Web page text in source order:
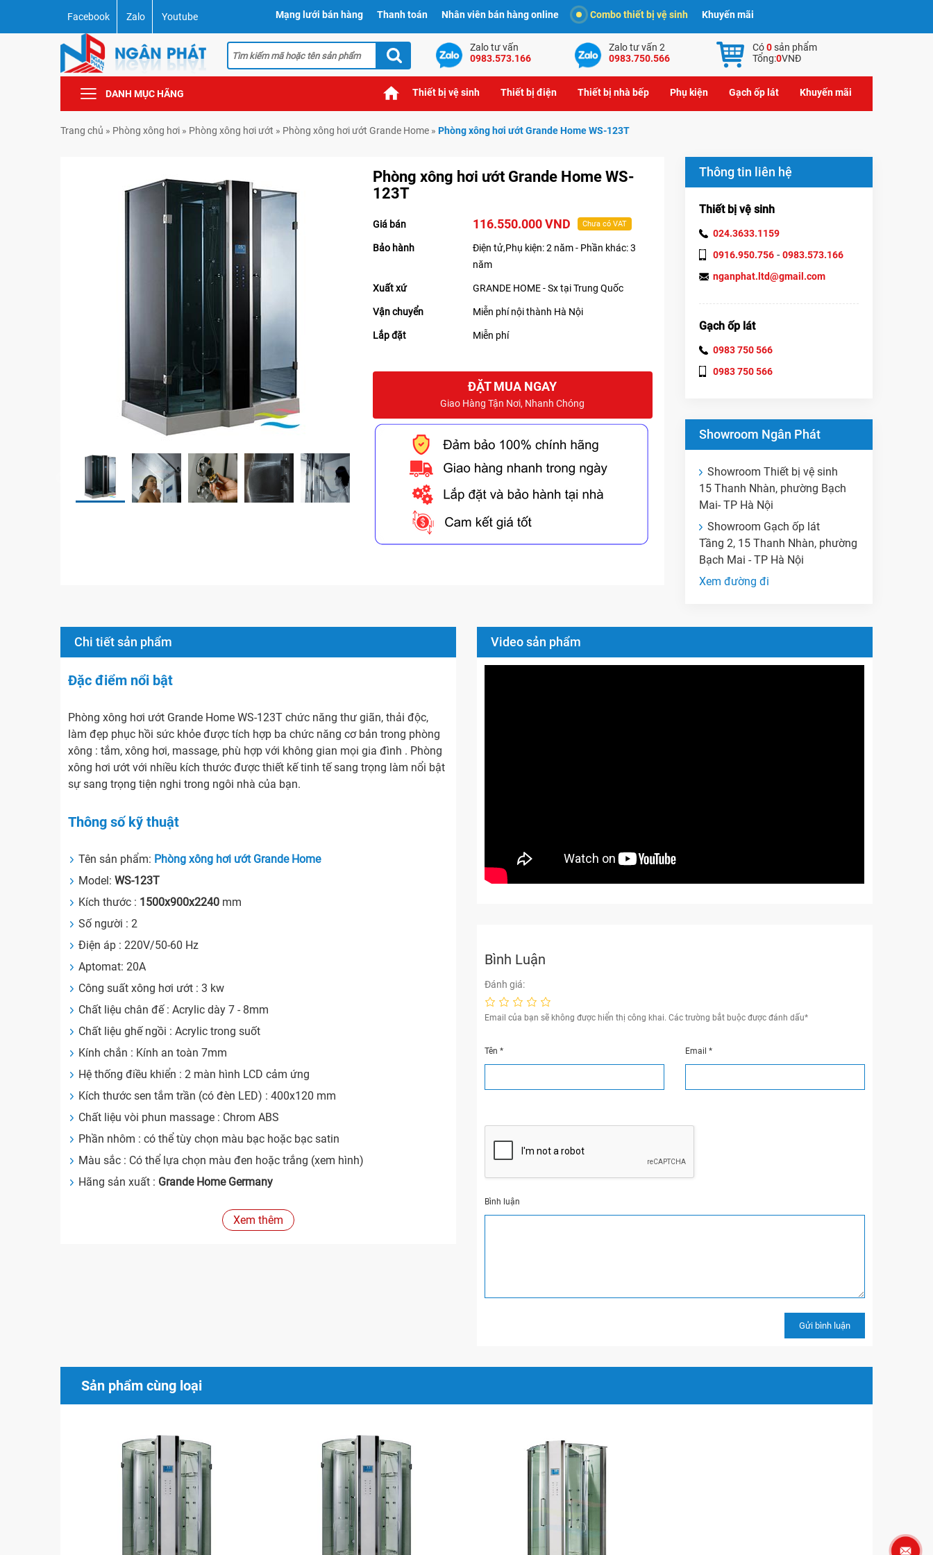
Facebook Zalo Youtube Mạng lưới bán hàng Thanh toán Nhân viên bán hàng online Combo thiết bị vệ sinh Khuyến mãi
Zalo tư vấn
0983.573.166
Zalo tư vấn 2
0983.750.566
Có0sản phẩm
Tổng:0VNĐ
DANH MỤC HÃNG Thiết bị vệ sinh Thiết bị điện Thiết bị nhà bếp Phụ kiện Gạch ốp lát Khuyến mãi
Trang chủ » Phòng xông hơi » Phòng xông hơi ướt » Phòng xông hơi ướt Grande Home » Phòng xông hơi ướt Grande Home WS-123T
Phòng xông hơi ướt Grande Home WS-
123T
Giá bán 116.550.000 VND Chưa có VAT
Bảo hành
Điện tử,Phụ kiện: 2 năm - Phần khác: 3
năm
Xuất xứ GRANDE HOME - Sx tại Trung Quốc
Vận chuyển Miễn phí nội thành Hà Nội
Lắp đặt Miễn phí
ĐẶT MUA NGAY
Giao Hàng Tận Nơi, Nhanh Chóng
Thông tin liên hệ
Thiết bị vệ sinh
024.3633.1159
0916.950.756 - 0983.573.166
nganphat.ltd@gmail.com
Gạch ốp lát
0983 750 566
0983 750 566
Showroom Ngân Phát
Showroom Thiết bị vệ sinh
15 Thanh Nhàn, phường Bạch
Mai- TP Hà Nội
Showroom Gạch ốp lát
Tầng 2, 15 Thanh Nhàn, phường
Bạch Mai - TP Hà Nội
Xem đường đi
Chi tiết sản phẩm
Đặc điểm nổi bật
Phòng xông hơi ướt Grande Home WS-123T chức năng thư giãn, thải độc,
làm đẹp phục hồi sức khỏe được tích hợp ba chức năng cơ bản trong phòng
xông : tắm, xông hơi, massage, phù hợp với không gian mọi gia đình . Phòng
xông hơi ướt với nhiều kích thước được thiết kế tinh tế sang trọng làm nổi bật
sự sang trọng tiện nghi trong ngôi nhà của bạn.
Thông số kỹ thuật
Tên sản phẩm: Phòng xông hơi ướt Grande Home
Model:WS-123T
Kích thước : 1500x900x2240 mm
Số người : 2
Điện áp : 220V/50-60 Hz
Aptomat: 20A
Công suất xông hơi ướt : 3 kw
Chất liệu chân đế : Acrylic dày 7 - 8mm
Chất liệu ghế ngồi : Acrylic trong suốt
Kính chắn : Kính an toàn 7mm
Hệ thống điều khiển : 2 màn hình LCD cảm ứng
Kích thước sen tắm trần (có đèn LED) : 400x120 mm
Chất liệu vòi phun massage : Chrom ABS
Phần nhôm : có thể tùy chọn màu bạc hoặc bạc satin
Màu sắc : Có thể lựa chọn màu đen hoặc trắng (xem hình)
Hãng sản xuất : Grande Home Germany
Xem thêm
Video sản phẩm
Bình Luận
Đánh giá:
Email của bạn sẽ không được hiển thị công khai. Các trường bắt buộc được đánh dấu*
Tên* Email *
Bình luận
Sản phẩm cùng loại